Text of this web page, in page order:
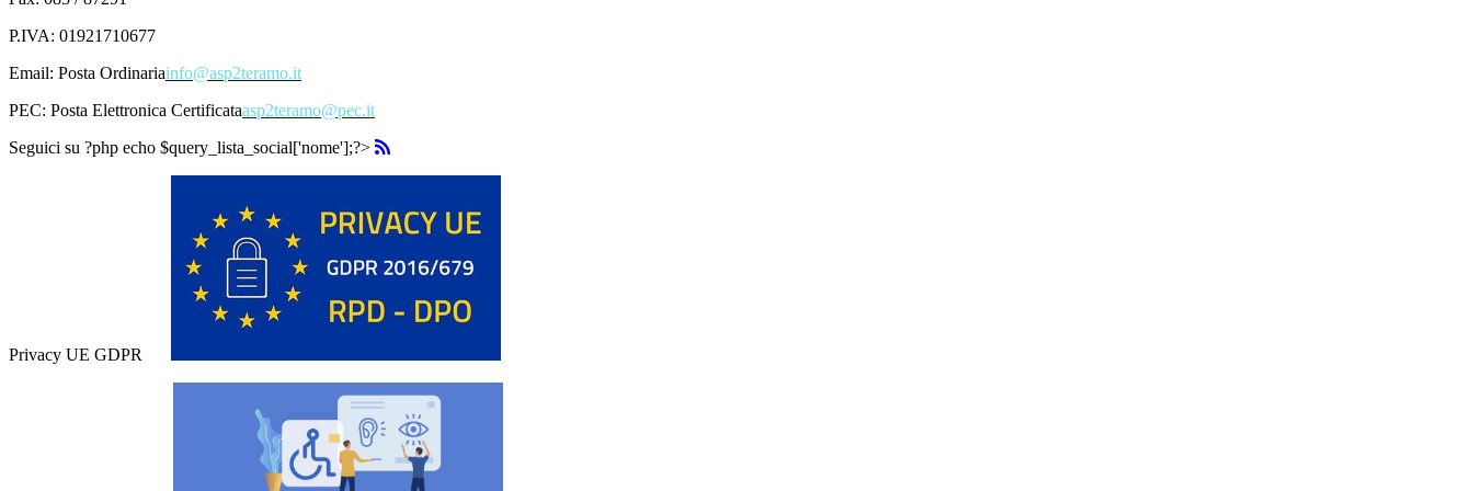
P.IVA: 01921710677
Email: Posta Ordinariainfo@asp2teramo.it
PEC: Posta Elettronica Certificataasp2teramo@pec.it
Seguici su ?php echo $query_lista_social['nome'];?>
Privacy UE GDPR